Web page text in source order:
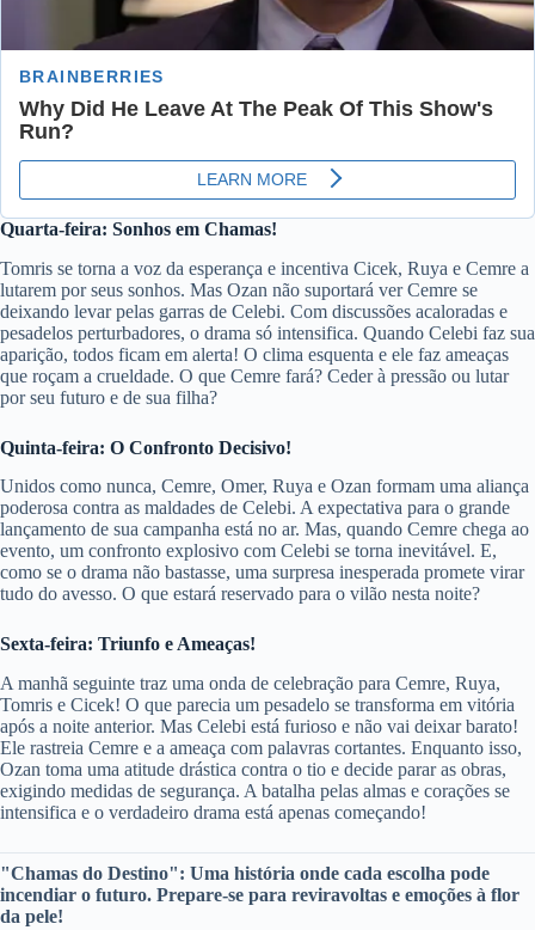
Quarta-feira: Sonhos em Chamas!
Tomris se torna a voz da esperança e incentiva Cicek, Ruya e Cemre a
lutarem por seus sonhos. Mas Ozan não suportará ver Cemre se
deixando levar pelas garras de Celebi. Com discussões acaloradas e
pesadelos perturbadores, o drama só intensifica. Quando Celebi faz sua
aparição, todos ficam em alerta! O clima esquenta e ele faz ameaças
que roçam a crueldade. O que Cemre fará? Ceder à pressão ou lutar
por seu futuro e de sua filha?
Quinta-feira: O Confronto Decisivo!
Unidos como nunca, Cemre, Omer, Ruya e Ozan formam uma aliança
poderosa contra as maldades de Celebi. A expectativa para o grande
lançamento de sua campanha está no ar. Mas, quando Cemre chega ao
evento, um confronto explosivo com Celebi se torna inevitável. E,
como se o drama não bastasse, uma surpresa inesperada promete virar
tudo do avesso. O que estará reservado para o vilão nesta noite?
Sexta-feira: Triunfo e Ameaças!
A manhã seguinte traz uma onda de celebração para Cemre, Ruya,
Tomris e Cicek! O que parecia um pesadelo se transforma em vitória
após a noite anterior. Mas Celebi está furioso e não vai deixar barato!
Ele rastreia Cemre e a ameaça com palavras cortantes. Enquanto isso,
Ozan toma uma atitude drástica contra o tio e decide parar as obras,
exigindo medidas de segurança. A batalha pelas almas e corações se
intensifica e o verdadeiro drama está apenas começando!
"Chamas do Destino": Uma história onde cada escolha pode
incendiar o futuro. Prepare-se para reviravoltas e emoções à flor
da pele!